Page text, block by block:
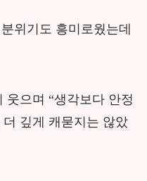
위기도 흥미로웠는데
웃으며 “생각보다 안정
깊게 캐묻지는 않았